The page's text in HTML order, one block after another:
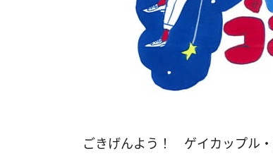
ごきげんよう！ ゲイカップル